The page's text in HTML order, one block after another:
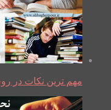
مهم ترین نکات در